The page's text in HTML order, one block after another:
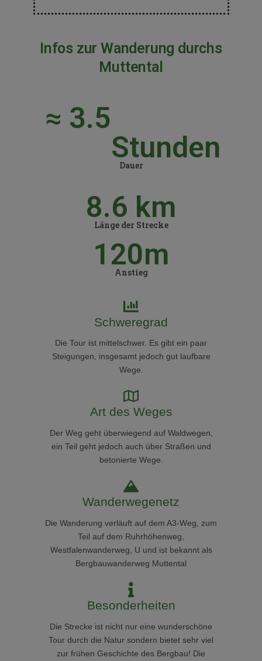
Infos zur Wanderung durchs
Muttental
Dauer
≈ 3.5
Stunden
Länge der Strecke
8.6 km
Anstieg
120m
Schweregrad
Die Tour ist mittelschwer. Es gibt ein paar
Steigungen, insgesamt jedoch gut laufbare
Wege.
Art des Weges
Der Weg geht überwiegend auf Waldwegen,
ein Teil geht jedoch auch über Straßen und
betonierte Wege.
Wanderwegenetz
Die Wanderung verläuft auf dem A3-Weg, zum
Teil auf dem Ruhrhöhenweg,
Westfalenwanderweg, U und ist bekannt als
Bergbauwanderweg Muttental
Besonderheiten
Die Strecke ist nicht nur eine wunderschöne
Tour durch die Natur sondern bietet sehr viel
zur frühen Geschichte des Bergbau! Die